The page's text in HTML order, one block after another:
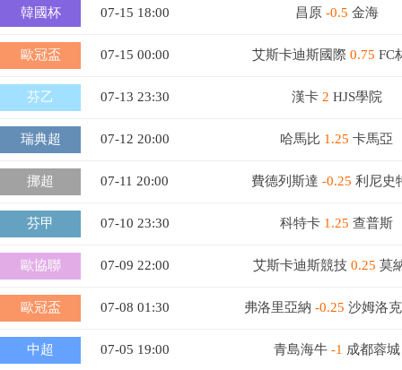
韓國杯 07-15 18:00 昌原 -0.5 金海
歐冠盃 07-15 00:00 艾斯卡迪斯國際 0.75 FC
芬乙 07-13 23:30 漢卡 2 HJS學院
瑞典超 07-12 20:00 哈馬比 1.25 卡馬亞
挪超 07-11 20:00 費德列斯達 -0.25 利尼史
芬甲 07-10 23:30 科特卡 1.25 查普斯
歐協聯 07-09 22:00 艾斯卡迪斯競技 0.25 莫
歐冠盃 07-08 01:30 弗洛里亞納 -0.25 沙姆洛
中超 07-05 19:00 青島海牛 -1 成都蓉城